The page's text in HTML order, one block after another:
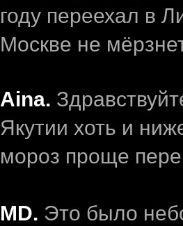
году переехал в
Москве не
Aina.
Якутии хоть и
мороз проще
MD. Это было